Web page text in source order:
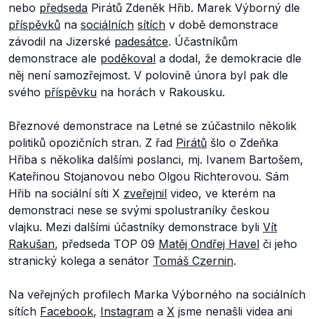
nebo předseda Pirátů Zdeněk Hřib. Marek Výborný dle
příspěvků na sociálních sítích v době demonstrace
závodil na Jizerské padesátce. Účastníkům
demonstrace ale poděkoval a dodal, že demokracie dle
něj není samozřejmost. V polovině února byl pak dle
svého příspěvku na horách v Rakousku.
Březnové demonstrace na Letné se zúčastnilo několik
politiků opozičních stran. Z řad Pirátů šlo o Zdeňka
Hřiba s několika dalšími poslanci, mj. Ivanem Bartošem,
Kateřinou Stojanovou nebo Olgou Richterovou. Sám
Hřib na sociální síti X zveřejnil video, ve kterém na
demonstraci nese se svými spolustraníky českou
vlajku. Mezi dalšími účastníky demonstrace byli Vít
Rakušan, předseda TOP 09 Matěj Ondřej Havel či jeho
stranický kolega a senátor Tomáš Czernin.
Na veřejných profilech Marka Výborného na sociálních
sítích Facebook, Instagram a X jsme nenašli videa ani